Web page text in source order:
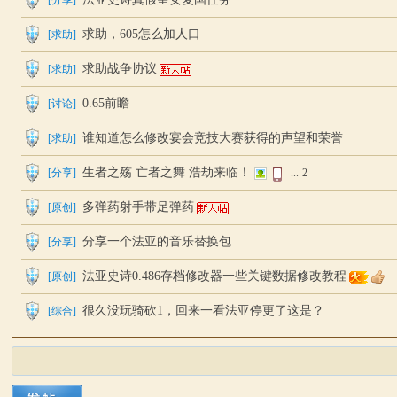
[求助] 求助，605怎么加人口
[求助] 求助战争协议
[讨论] 0.65前瞻
[求助] 谁知道怎么修改宴会竞技大赛获得的声望和荣誉
[分享] 生者之殇 亡者之舞 浩劫来临！ ... 2
[原创] 多弹药射手带足弹药
[分享] 分享一个法亚的音乐替换包
[原创] 法亚史诗0.486存档修改器一些关键数据修改教程
[综合] 很久没玩骑砍1，回来一看法亚停更了这是？